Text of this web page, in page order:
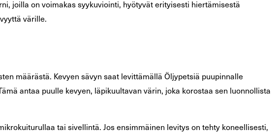
joilla on voimakas syykuviointi, hyötyvät erityisesti hiertämisestä
värille.
määrästä. Kevyen sävyn saat levittämällä Öljypetsiä puupinnalle
antaa puulle kevyen, läpikuultavan värin, joka korostaa sen luonnollista
tai sivellintä. Jos ensimmäinen levitys on tehty koneellisesti,